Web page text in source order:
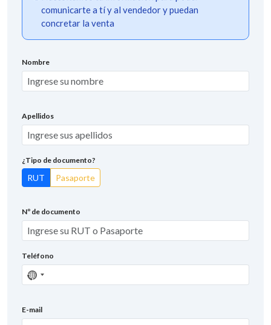
comunicarte a tí y al vendedor y puedan
concretar la venta
Nombre
Apellidos
¿Tipo de documento?
RUT Pasaporte
Nº de documento
Teléfono
Sin
país
E-mail